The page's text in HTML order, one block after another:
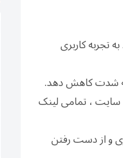
تجربه کاربری
به شدت کاهش دهد.
سایت ، تمامی لینک
و از دست رفتن